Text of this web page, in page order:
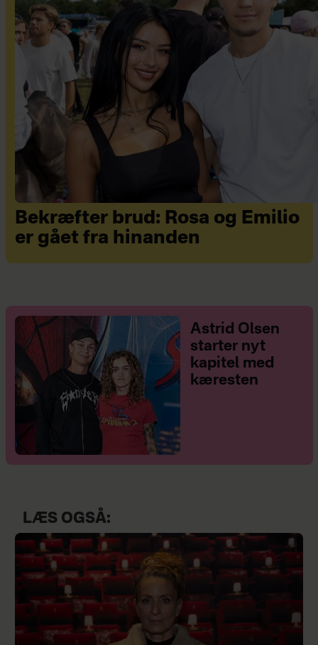
Bekræfter brud: Rosa og Emilio
er gået fra hinanden
Astrid Olsen
starter nyt
kapitel med
kæresten
LÆS OGSÅ: